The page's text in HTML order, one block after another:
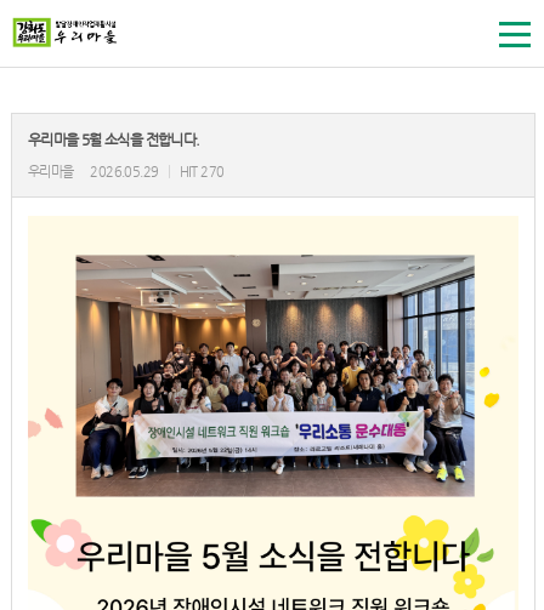
우리마을 5월 소식을 전합니다.
우리마을 2026.05.29 HIT 270